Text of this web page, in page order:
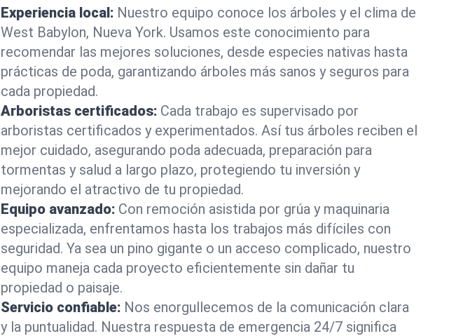
Experiencia local: Nuestro equipo conoce los árboles y el clima de
West Babylon, Nueva York. Usamos este conocimiento para
recomendar las mejores soluciones, desde especies nativas hasta
prácticas de poda, garantizando árboles más sanos y seguros para
cada propiedad.
Arboristas certificados: Cada trabajo es supervisado por
arboristas certificados y experimentados. Así tus árboles reciben el
mejor cuidado, asegurando poda adecuada, preparación para
tormentas y salud a largo plazo, protegiendo tu inversión y
mejorando el atractivo de tu propiedad.
Equipo avanzado: Con remoción asistida por grúa y maquinaria
especializada, enfrentamos hasta los trabajos más difíciles con
seguridad. Ya sea un pino gigante o un acceso complicado, nuestro
equipo maneja cada proyecto eficientemente sin dañar tu
propiedad o paisaje.
Servicio confiable: Nos enorgullecemos de la comunicación clara
y la puntualidad. Nuestra respuesta de emergencia 24/7 significa